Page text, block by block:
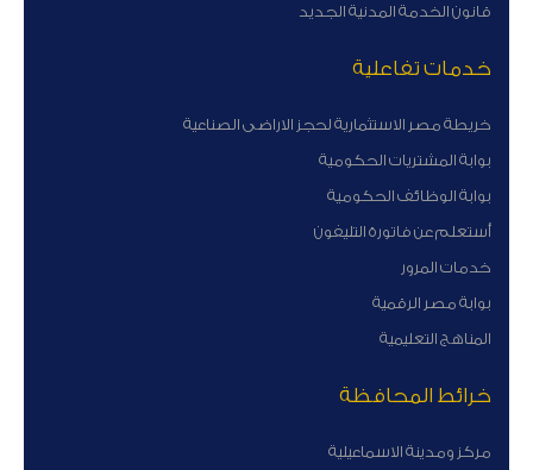
قانون الخدمة المدنية الجديد
خدمات تفاعلية
خريطة مصر الاستثمارية لحجز الاراضى الصناعية
بوابة المشتريات الحكومية
بوابة الوظائف الحكومية
أستعلم عن فاتورة التليفون
خدمات المرور
بوابة مصر الرقمية
المناهج التعليمية
خرائط المحافظة
مركز ومدينة الاسماعيلية